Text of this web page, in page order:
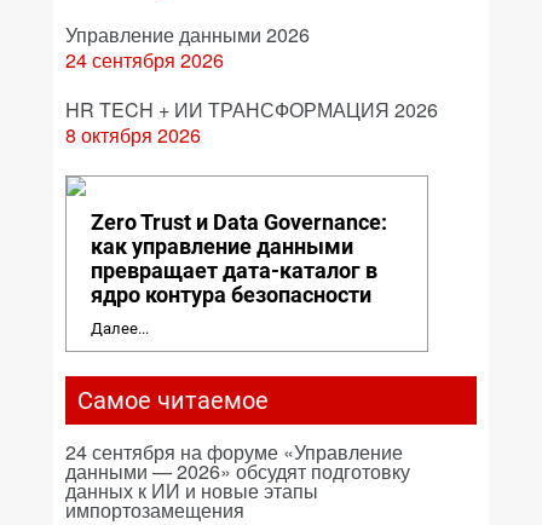
Управление данными 2026
24 сентября 2026
HR TECH + ИИ ТРАНСФОРМАЦИЯ 2026
8 октября 2026
Zero Trust и Data Governance:
как управление данными
превращает дата-каталог в
ядро контура безопасности
Далее...
Самое читаемое
24 сентября на форуме «Управление
данными — 2026» обсудят подготовку
данных к ИИ и новые этапы
импортозамещения